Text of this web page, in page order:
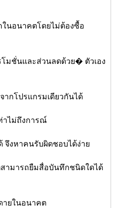
ในอนาคตโดยไม่ต้องซื้อ
มชั่นและส่วนลดด้วย� ตัวเอง
กโปรแกรมเดียวกันได้
าไม่ถึงการณ์
จึงหาคนรับผิดชอบได้ง่าย
ามารถยืมสื่อบันทึกชนิดใดได้
ดายในอนาคต